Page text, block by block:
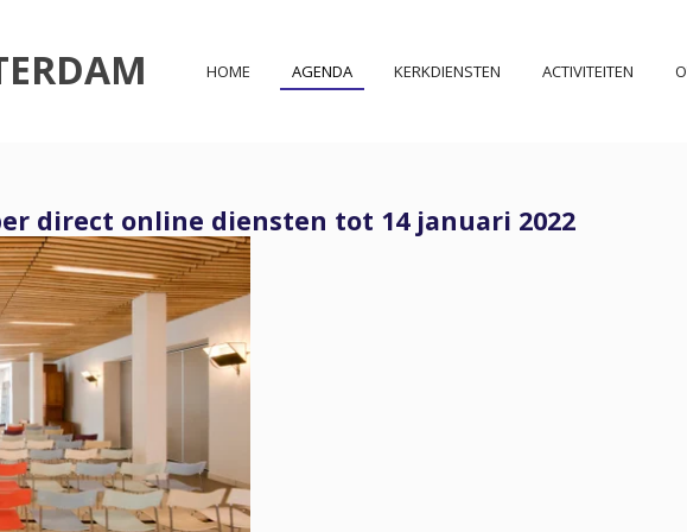
HOME AGENDA KERKDIENSTEN ACTIVITEITEN
direct online diensten tot 14 januari 2022